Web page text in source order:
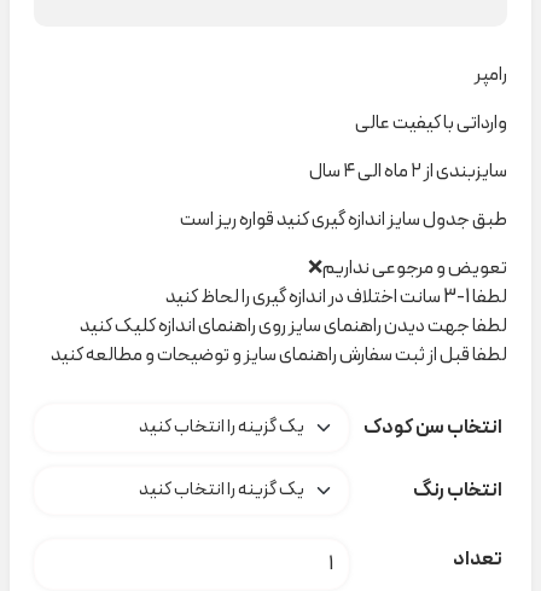
رامپر
وارداتی با کیفیت عالی
سایزبندی از ۲ ماه الی ۴ سال
طبق جدول سایز اندازه گیری کنید قواره ریز است
تعویض و مرجوعی نداریم❌
لطفا 1-3 سانت اختلاف در اندازه گیری را لحاظ کنید
لطفا جهت دیدن راهنمای سایز روی راهنمای اندازه کلیک کنید
لطفا قبل از ثبت سفارش راهنمای سایز و توضیحات و مطالعه کنید
انتخاب سن کودک
انتخاب رنگ
تعداد رامپر H&M کد H000946 عدد